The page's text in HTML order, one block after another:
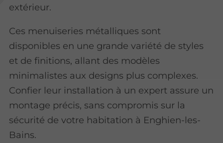
extérieur.
Ces menuiseries métalliques sont
disponibles en une grande variété de styles
et de finitions, allant des modèles
minimalistes aux designs plus complexes.
Confier leur installation à un expert assure un
montage précis, sans compromis sur la
sécurité de votre habitation à Enghien-les-
Bains.